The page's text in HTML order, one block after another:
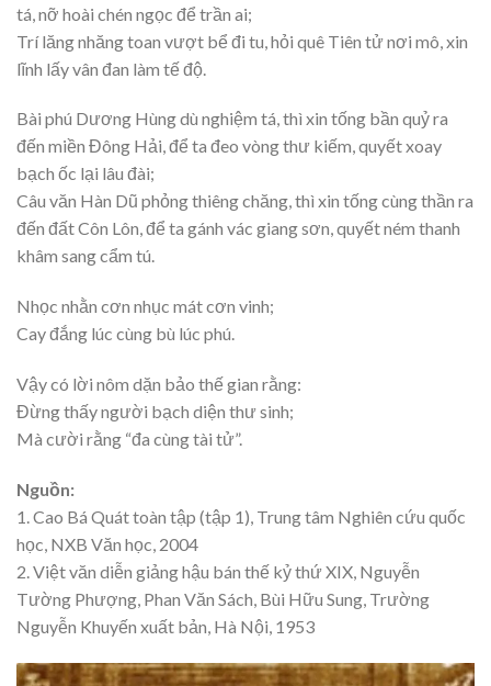
tá, nỡ hoài chén ngọc để trần ai;
Trí lăng nhăng toan vượt bể đi tu, hỏi quê Tiên tử nơi mô, xin
lĩnh lấy vân đan làm tế độ.
Bài phú Dương Hùng dù nghiệm tá, thì xin tống bần quỷ ra
đến miền Đông Hải, để ta đeo vòng thư kiếm, quyết xoay
bạch ốc lại lâu đài;
Câu văn Hàn Dũ phỏng thiêng chăng, thì xin tống cùng thần ra
đến đất Côn Lôn, để ta gánh vác giang sơn, quyết ném thanh
khâm sang cẩm tú.
Nhọc nhằn cơn nhục mát cơn vinh;
Cay đắng lúc cùng bù lúc phú.
Vậy có lời nôm dặn bảo thế gian rằng:
Đừng thấy người bạch diện thư sinh;
Mà cười rằng “đa cùng tài tử”.
Nguồn:
1. Cao Bá Quát toàn tập (tập 1), Trung tâm Nghiên cứu quốc
học, NXB Văn học, 2004
2. Việt văn diễn giảng hậu bán thế kỷ thứ XIX, Nguyễn
Tường Phượng, Phan Văn Sách, Bùi Hữu Sung, Trường
Nguyễn Khuyến xuất bản, Hà Nội, 1953